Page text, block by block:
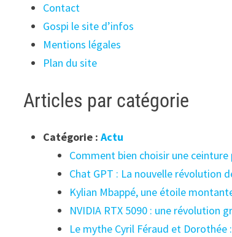
Contact
Gospi le site d’infos
Mentions légales
Plan du site
Articles par catégorie
Catégorie :Actu
Comment bien choisir une
Chat GPT : La nouvelle révolution
Kylian Mbappé, une étoile
NVIDIA RTX 5090 : une révolution
Le mythe Cyril Féraud et